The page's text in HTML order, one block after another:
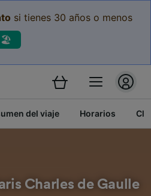
si tienes 30 años o menos
🏖️
del viaje Horarios
Charles de Gaulle